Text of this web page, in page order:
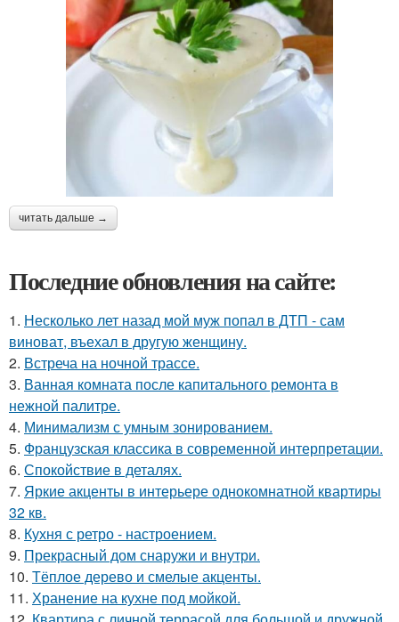
читать дальше →
Последние обновления на сайте:
1. Несколько лет назад мой муж попал в ДТП - сам
виноват, въехал в другую женщину.
2. Встреча на ночной трассе.
3. Ванная комната после капитального ремонта в
нежной палитре.
4. Минимализм с умным зонированием.
5. Французская классика в современной интерпретации.
6. Спокойствие в деталях.
7. Яркие акценты в интерьере однокомнатной квартиры
32 кв.
8. Кухня с ретро - настроением.
9. Прекрасный дом снаружи и внутри.
10. Тёплое дерево и смелые акценты.
11. Хранение на кухне под мойкой.